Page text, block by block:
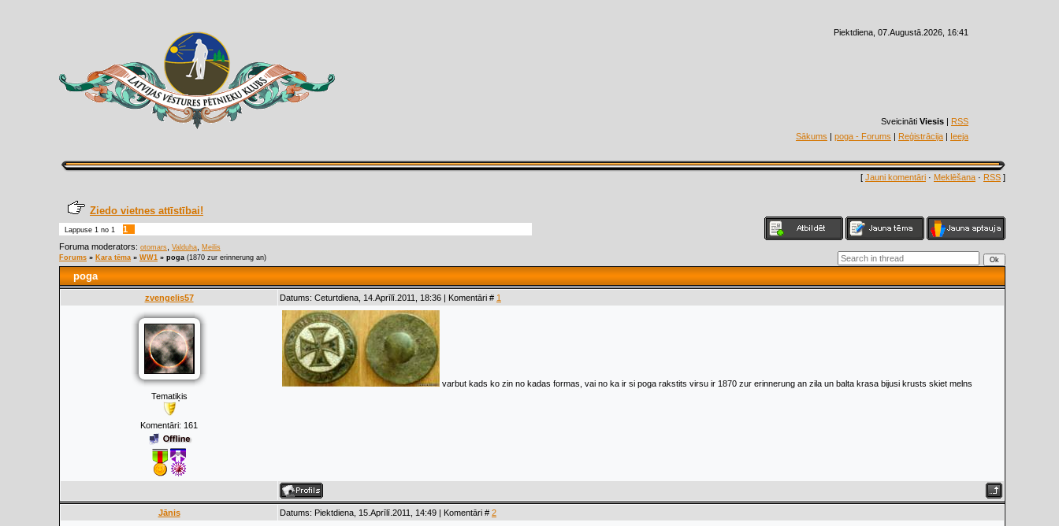
Piektdiena, 07.Augustā.2026, 16:41
Sveicināti Viesis | RSS
Sākums | poga - Forums | Reģistrācija | Ieeja
[ Jauni komentāri · Meklēšana · RSS ]
Ziedo vietnes attīstībai!
Lappuse 1 no 1
1
Foruma moderators: otomars Valduha
Meilis
Forums » Kara tēma » WW1 » poga (1870 zur erinnerung an)
poga
zvengelis57 Datums: Ceturtdiena, 14.Aprīlī.2011, 18:36 | Komentāri # 1
Tematiķis
Komentāri: 161
varbut kads ko zin no kadas formas, vai no ka ir si poga rakstits virsu ir 1870 zur erinnerung an zila un balta krasa bijusi krusts skiet melns
Jānis Datums: Piektdiena, 15.Aprīlī.2011, 14:49 | Komentāri # 2